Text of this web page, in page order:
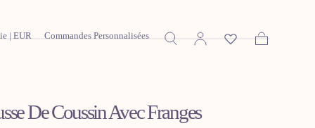
| EUR Commandes Personnalisées
De Coussin Avec Franges